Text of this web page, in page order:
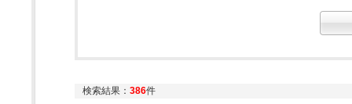
検索結果： 386件